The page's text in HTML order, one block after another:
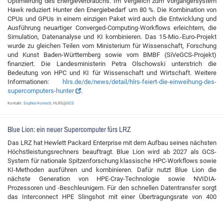
Hawk reduziert Hunter den Energiebedarf um 80 %. Die Kombination von
CPUs und GPUs in einem einzigen Paket wird auch die Entwicklung und
Ausführung neuartiger Converged-Computing-Workflows erleichtern, die
Simulation, Datenanalyse und KI kombinieren. Das 15-Mio.-Euro-Projekt
wurde zu gleichen Teilen vom Ministerium für Wissenschaft, Forschung
und Kunst Baden-Württemberg sowie vom BMBF (SiVeGCS-Projekt)
finanziert. Die Landesministerin Petra Olschowski unterstrich die
Bedeutung von HPC und KI für Wissenschaft und Wirtschaft. Weitere
Informationen:
hlrs.de/de/news/detail/hlrs-feiert-die-einweihung-des-
supercomputers-hunter
.
Kontakt: Sophia Honisch, HLRS@GCS
Blue Lion: ein neuer Supercomputer fürs LRZ
Das LRZ hat Hewlett Packard Enterprise mit dem Aufbau seines nächsten
Höchstleistungsrechners beauftragt. Blue Lion wird ab 2027 als GCS-
System für nationale Spitzenforschung klassische HPC-Workflows sowie
KI-Methoden ausführen und kombinieren. Dafür nutzt Blue Lion die
nächste Generation von HPE-Cray-Technologie sowie NVIDIA-
Prozessoren und -Beschleunigern. Für den schnellen Datentransfer sorgt
das Interconnect HPE Slingshot mit einer Übertragungsrate von 400